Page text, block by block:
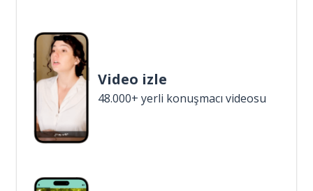
Video izle
48.000+ yerli konuşmacı videosu